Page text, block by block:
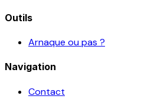
Outils
Arnaque ou pas ?
Navigation
Contact